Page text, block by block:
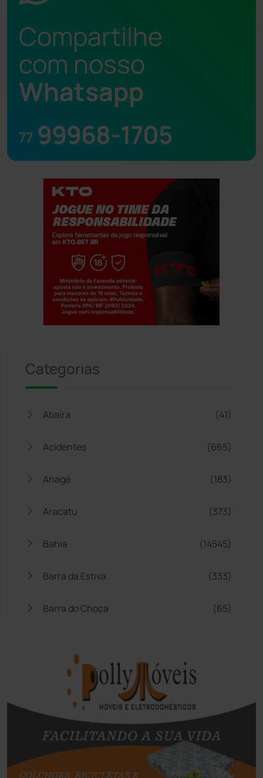
Compartilhe
com nosso
Whatsapp
77 99968-1705
Categorias
Abaíra (41)
Acidentes (665)
Anagé (183)
Aracatu (373)
Bahia (14545)
Barra da Estiva (333)
Barra do Choça (65)
Bom Jesus da Lapa
Boquira
Botuporã (72)
Brasil (7679)